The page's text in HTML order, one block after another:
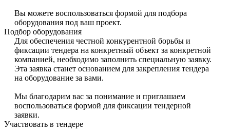
Вы можете воспользоваться формой для подбора
оборудования под ваш проект.
Подбор оборудования
Для обеспечения честной конкурентной борьбы и
фиксации тендера на конкретный объект за конкретной
компанией, необходимо заполнить специальную заявку.
Эта заявка станет основанием для закрепления тендера
на оборудование за вами.
Мы благодарим вас за понимание и приглашаем
воспользоваться формой для фиксации тендерной
заявки.
Участвовать в тендере